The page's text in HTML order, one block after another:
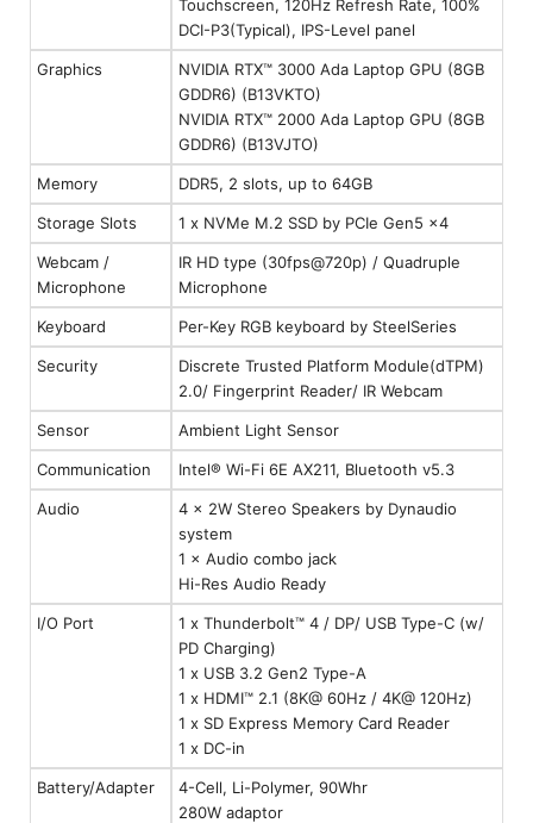
Touchscreen, 120Hz Refresh Rate, 100%
DCI-P3(Typical), IPS-Level panel
Graphics
NVIDIA RTX™ 3000 Ada Laptop GPU (8GB
GDDR6) (B13VKTO)
NVIDIA RTX™ 2000 Ada Laptop GPU (8GB
GDDR6) (B13VJTO)
Memory DDR5, 2 slots, up to 64GB
Storage Slots 1 x NVMe M.2 SSD by PCIe Gen5 x4
Webcam /
Microphone
IR HD type (30fps@720p) / Quadruple
Microphone
Keyboard Per-Key RGB keyboard by SteelSeries
Security
Discrete Trusted Platform Module(dTPM)
2.0/ Fingerprint Reader/ IR Webcam
Sensor Ambient Light Sensor
Communication Intel® Wi-Fi 6E AX211, Bluetooth v5.3
Audio
4 × 2W Stereo Speakers by Dynaudio
system
1 × Audio combo jack
Hi-Res Audio Ready
I/O Port
1 x Thunderbolt™ 4 / DP/ USB Type-C (w/
PD Charging)
1 x USB 3.2 Gen2 Type-A
1 x HDMI™ 2.1 (8K@ 60Hz / 4K@ 120Hz)
1 x SD Express Memory Card Reader
1 x DC-in
Battery/Adapter
4-Cell, Li-Polymer, 90Whr
280W adaptor